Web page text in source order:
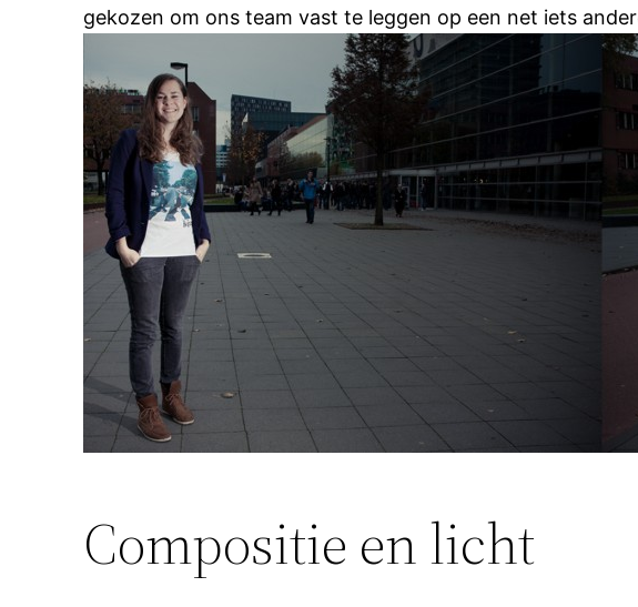
gekozen om ons team vast te leggen op een net iets
Compositie en licht